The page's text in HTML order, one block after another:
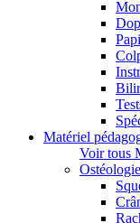
Matériel
Voir tous
Ostéologie